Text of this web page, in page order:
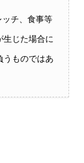
チ、食事等
生じた場合に
うものではあ